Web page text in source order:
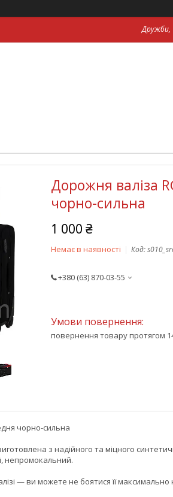
Дружби,
Дорожня валіза
чорно-сильна
1 000 ₴
Немає в наявності Код:
+380 (63) 870-03-55
повернення товару протягом
чорно-сильна
з надійного та міцного
непромокальний.
— ви можете не боятися її